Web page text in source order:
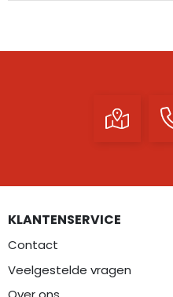
KLANTENSERVICE
Contact
Veelgestelde vragen